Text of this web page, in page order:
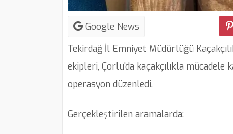
Google News
Tekirdağ İl Emniyet Müdürlüğü
ekipleri, Çorlu'da kaçakçılıkla mücadele
operasyon düzenledi.
Gerçekleştirilen aramalarda: